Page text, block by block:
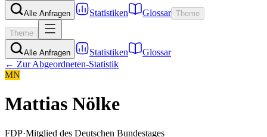
Alle Anfragen Statistiken Glossar Theme
Theme
Alle Anfragen Statistiken
Glossar
← Zur Abgeordneten-Statistik
MN
Mattias Nölke
FDP·Mitglied des Deutschen Bundestages